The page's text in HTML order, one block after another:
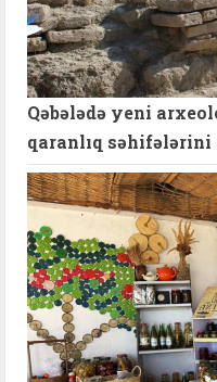
Qəbələdə yeni
qaranlıq səhifələrini